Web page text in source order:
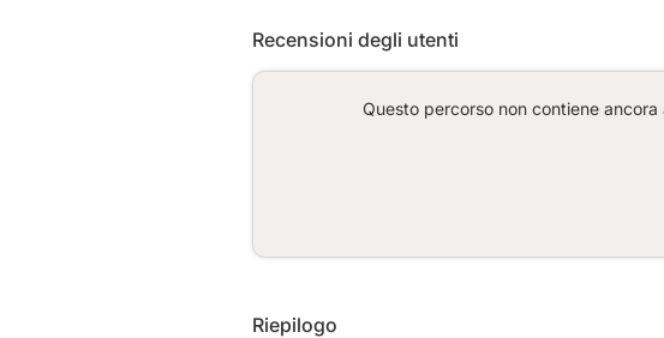
Recensioni degli utenti
Questo percorso non contiene
Riepilogo